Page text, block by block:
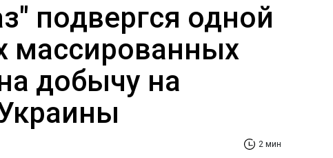
подвергся одной
массированных
добычу на
2 мин